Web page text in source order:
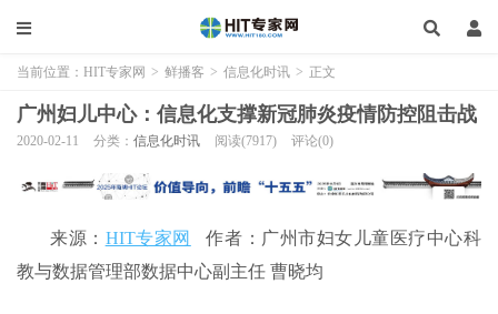
当前位置： HIT专家网 > 鲜播客 > 信息化时讯 > 正文
广州妇儿中心：信息化支撑新冠肺炎疫情防控阻击战
2020-02-11 分类： 信息化时讯 阅读(7917) 评论(0)
来源： HIT专家网
作者：广州市妇女儿童医疗中心科
教与数据管理部数据中心副主任 曹晓均